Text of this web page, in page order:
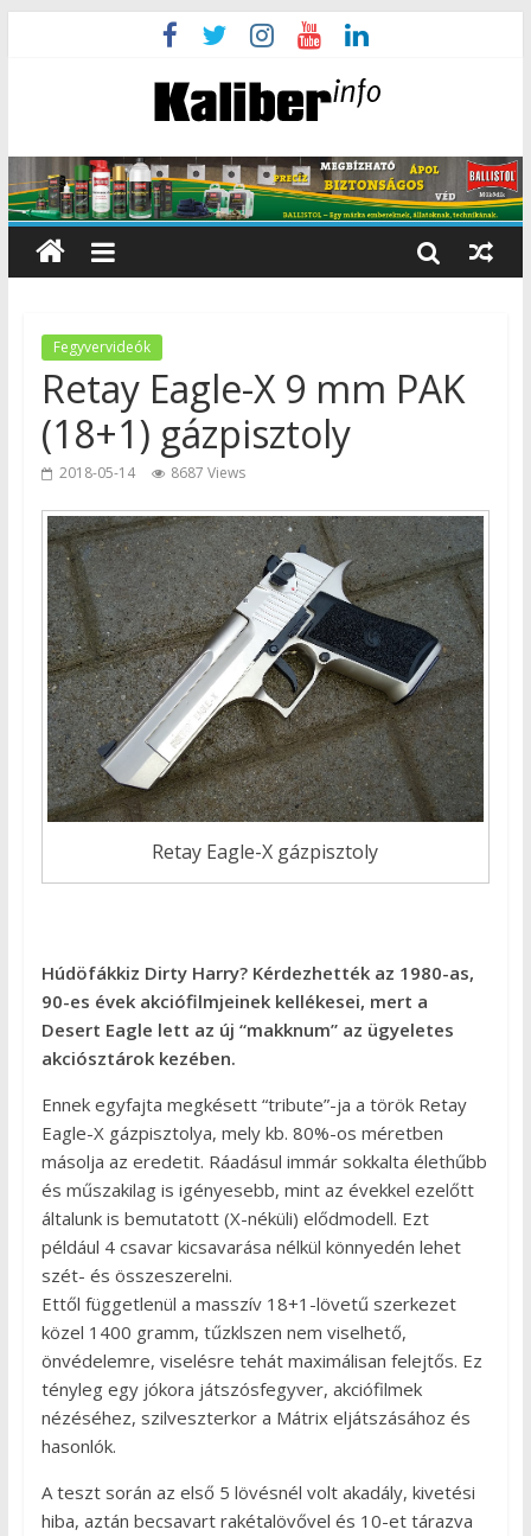
Fegyvervideók
Retay Eagle-X 9 mm PAK
(18+1) gázpisztoly
2018-05-14 8687 Views
Retay Eagle-X gázpisztoly
Húdöfákkiz Dirty Harry? Kérdezhették az 1980-as,
90-es évek akciófilmjeinek kellékesei, mert a
Desert Eagle lett az új “makknum” az ügyeletes
akciósztárok kezében.
Ennek egyfajta megkésett “tribute”-ja a török Retay
Eagle-X gázpisztolya, mely kb. 80%-os méretben
másolja az eredetit. Ráadásul immár sokkalta élethűbb
és műszakilag is igényesebb, mint az évekkel ezelőtt
általunk is bemutatott (X-néküli) elődmodell. Ezt
például 4 csavar kicsavarása nélkül könnyedén lehet
szét- és összeszerelni.
Ettől függetlenül a masszív 18+1-lövetű szerkezet
közel 1400 gramm, tűzklszen nem viselhető,
önvédelemre, viselésre tehát maximálisan felejtős. Ez
tényleg egy jókora játszósfegyver, akciófilmek
nézéséhez, szilveszterkor a Mátrix eljátszásához és
hasonlók.
A teszt során az első 5 lövésnél volt akadály, kivetési
hiba, aztán becsavart rakétalövővel és 10-et tárazva